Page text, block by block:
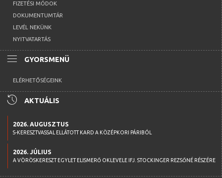
FIZETÉSI MÓDOK
DOKUMENTUMTÁR
LEVÉL NEKÜNK
NYITVATARTÁS
menu GYORSMENÜ
ELÉRHETŐSÉGEINK
history AKTUÁLIS
2026. AUGUSZTUS
S-KERESZTVASSAL ELLÁTOTT KARD A KÖZÉPKORI PÁRIBÓL
2026. JÚLIUS
A VÖRÖSKERESZT EGYLET ELISMERŐ OKLEVELE IFJ. STOCKINGER REZSŐNÉ RÉSZÉRE